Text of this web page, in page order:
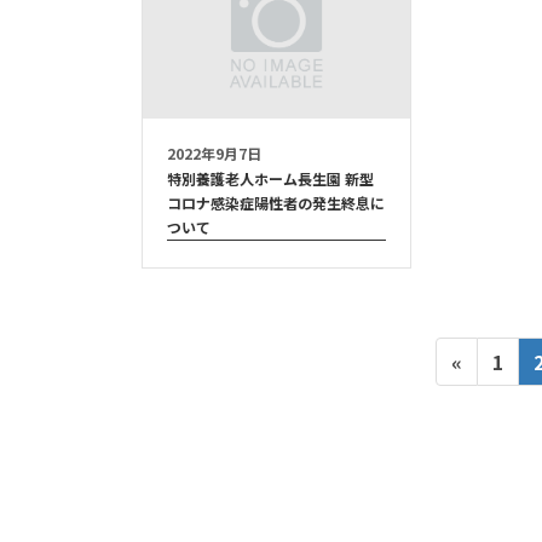
2022年9月7日
特別養護老人ホーム長生園 新型
コロナ感染症陽性者の発生終息に
ついて
«
ペ
ー
1